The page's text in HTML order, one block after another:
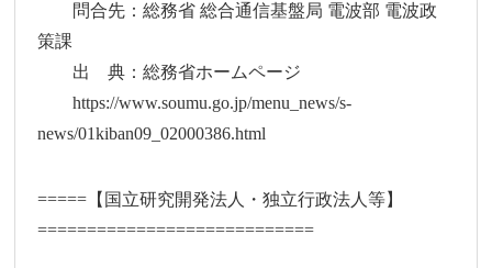
問合先：総務省 総合通信基盤局 電波部 電波政
策課
出 典：総務省ホームページ
https://www.soumu.go.jp/menu_news/s-
news/01kiban09_02000386.html
=====【国立研究開発法人・独立行政法人等】
============================